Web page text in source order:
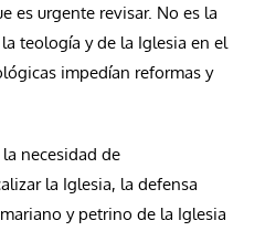
es urgente revisar. No es la
teología y de la Iglesia en el
impedían reformas y
necesidad de
la Iglesia, la defensa
y petrino de la Iglesia